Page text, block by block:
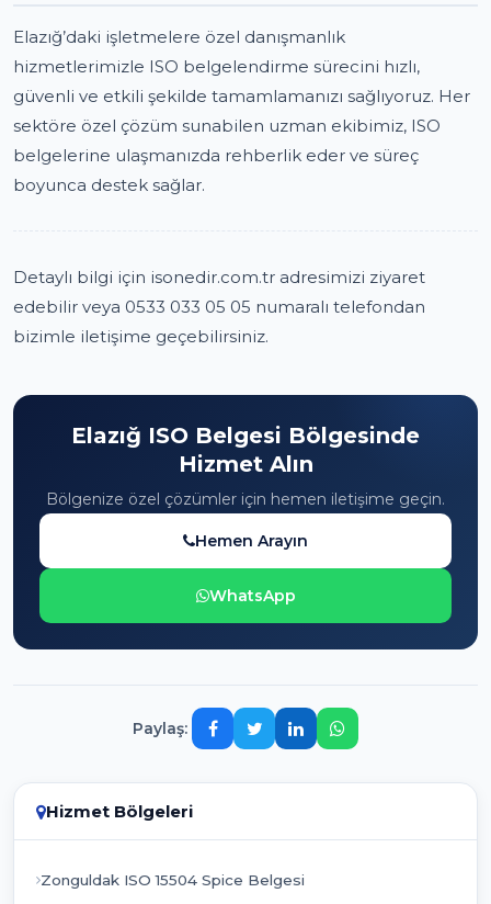
Elazığ’daki işletmelere özel danışmanlık
hizmetlerimizle ISO belgelendirme sürecini hızlı,
güvenli ve etkili şekilde tamamlamanızı sağlıyoruz. Her
sektöre özel çözüm sunabilen uzman ekibimiz, ISO
belgelerine ulaşmanızda rehberlik eder ve süreç
boyunca destek sağlar.
Detaylı bilgi için isonedir.com.tr adresimizi ziyaret
edebilir veya 0533 033 05 05 numaralı telefondan
bizimle iletişime geçebilirsiniz.
Elazığ ISO Belgesi Bölgesinde
Hizmet Alın
Bölgenize özel çözümler için hemen iletişime geçin.
Hemen Arayın
WhatsApp
Paylaş:
Hizmet Bölgeleri
Zonguldak ISO 15504 Spice Belgesi